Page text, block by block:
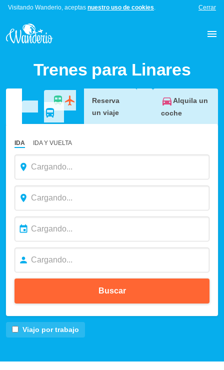
Visitando Wanderio, aceptas nuestro uso de cookies. Cerrar
Trenes para Linares
Reserva
un viaje
Alquila un
coche
IDA IDA Y VUELTA
Buscar
Viajo por trabajo